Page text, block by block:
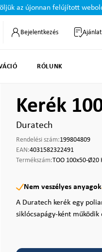
az újonnan felújított
Bejelentkezés
RÓLUNK
Kerék
Duratech
Rendelési szám:199804809
EAN:4031582322491
Termékszám:TOO 100x50-Ø20
Nem veszélyes anyagok
A Duratech kerék egy
siklócsapágy-ként működik